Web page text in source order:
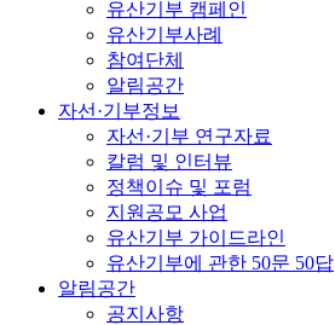
유산기부 캠페인
유산기부사례
참여단체
알림공간
자선·기부정보
자선·기부 연구자료
칼럼 및 인터뷰
정책이슈 및 포럼
지원공모 사업
유산기부 가이드라인
유산기부에 관한 50문 50답
알림공간
공지사항